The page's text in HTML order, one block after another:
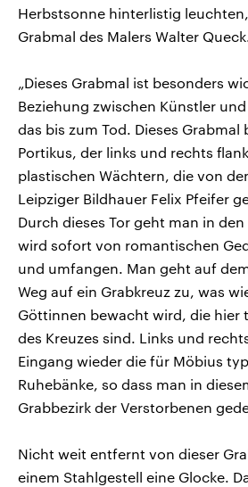
Herbstsonne hinterlistig
Grabmal des Malers Walter
„Dieses Grabmal ist besonders
Beziehung zwischen Künstler
das bis zum Tod. Dieses Grabmal
Portikus, der links und rechts
plastischen Wächtern, die von
Leipziger Bildhauer Felix Pfeifer
Durch dieses Tor geht man in
wird sofort von romantischen
und umfangen. Man geht auf
Weg auf ein Grabkreuz zu, was
Göttinnen bewacht wird, die hier
des Kreuzes sind. Links und
Eingang wieder die für Möbius
Ruhebänke, so dass man in
Grabbezirk der Verstorbenen
Nicht weit entfernt von dieser
einem Stahlgestell eine Glocke.